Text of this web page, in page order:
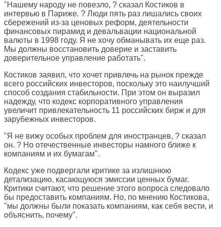
"Нашему народу не повезло, ? сказал Костиков в
интервью в Париже. ? Люди пять раз лишались своих
сбережений из-за ценовых реформ, деятельности
финансовых пирамид и девальвации национальной
валюты в 1998 году. Я не хочу обманывать их еще раз.
Мы должны восстановить доверие и заставить
доверительное управление работать".
Костиков заявил, что хочет привлечь на рынок прежде
всего российских инвесторов, поскольку это наилучший
способ создания стабильности. При этом он выразил
надежду, что кодекс корпоративного управления
увеличит привлекательность 11 российских бирж и для
зарубежных инвесторов.
"Я не вижу особых проблем для иностранцев, ? сказал
он. ? Но отечественные инвесторы намного ближе к
компаниям и их бумагам".
Кодекс уже подвергали критике за излишнюю
детализацию, касающуюся эмиссии ценных бумаг.
Критики считают, что решение этого вопроса следовало
бы предоставить компаниям. Но, по мнению Костикова,
"мы должны были показать компаниям, как себя вести, и
объяснить, почему".